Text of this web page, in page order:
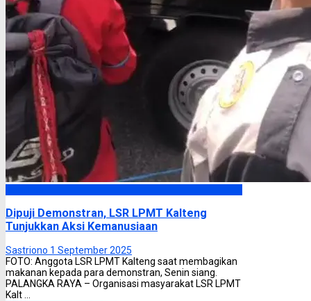
Dipuji Demonstran, LSR LPMT Kalteng
Tunjukkan Aksi Kemanusiaan
Sastriono 1 September 2025
FOTO: Anggota LSR LPMT Kalteng saat membagikan
makanan kepada para demonstran, Senin siang.
PALANGKA RAYA – Organisasi masyarakat LSR LPMT
Kalt ...